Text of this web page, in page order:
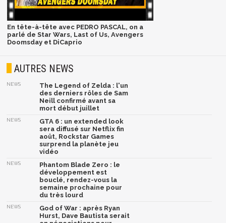
En tête-à-tête avec PEDRO PASCAL, on a
parlé de Star Wars, Last of Us, Avengers
Doomsday et DiCaprio
AUTRES NEWS
NEWS
The Legend of Zelda : l'un
des derniers rôles de Sam
Neill confirmé avant sa
mort début juillet
NEWS
GTA 6 : un extended look
sera diffusé sur Netflix fin
août, Rockstar Games
surprend la planète jeu
vidéo
NEWS
Phantom Blade Zero : le
développement est
bouclé, rendez-vous la
semaine prochaine pour
du très lourd
NEWS
God of War : après Ryan
Hurst, Dave Bautista serait